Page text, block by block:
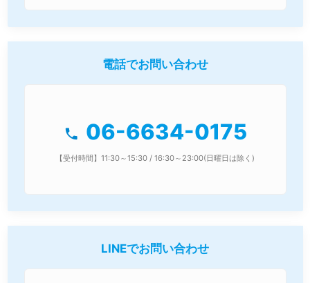
電話でお問い合わせ
phone 06-6634-0175
【受付時間】11:30～15:30 / 16:30～23:00(日曜日は除く)
LINEでお問い合わせ